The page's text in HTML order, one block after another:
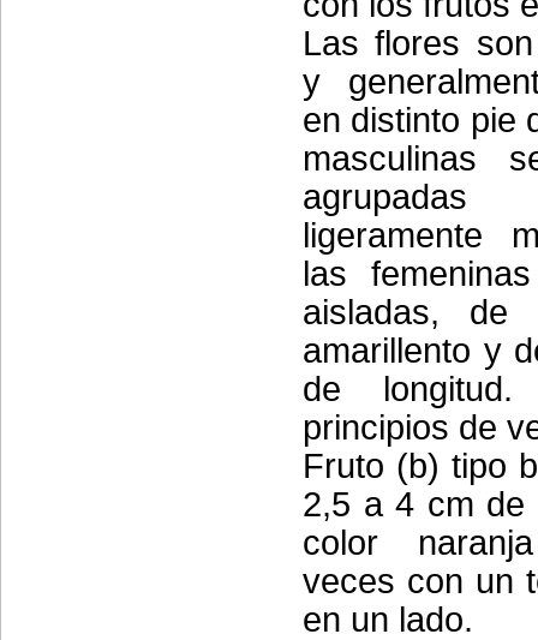
Las flores
y
en distinto pie
masculinas
ligeramente
las
aisladas, de
amarillento y
de
principios de
Fruto (b) tipo
2,5 a 4 cm de
color
veces con un
en un lado.